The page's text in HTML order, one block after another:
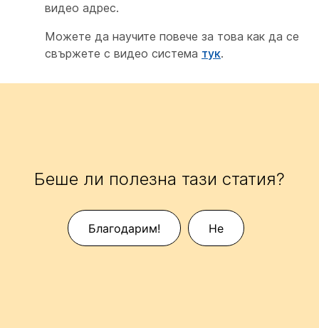
видео адрес.
Можете да научите повече за това как да се
свържете с видео система тук.
Беше ли полезна тази статия?
Благодарим! Не